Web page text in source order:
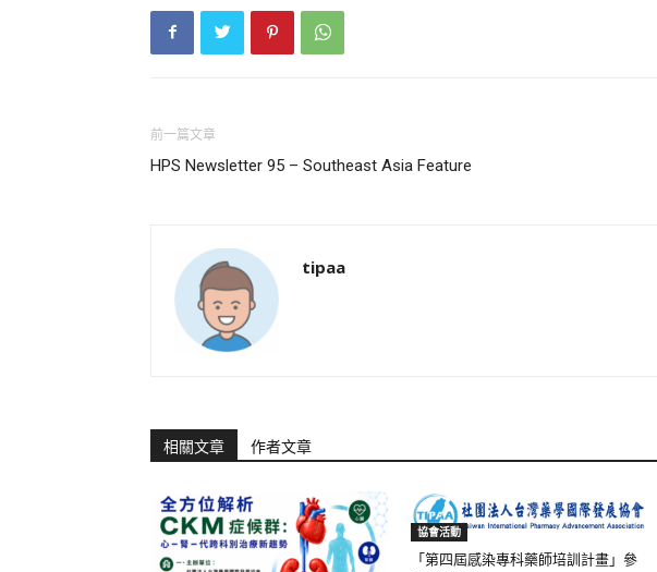
前一篇文章
HPS Newsletter 95 – Southeast Asia Feature
tipaa
相關文章 作者文章
協會活動
「第四屆感染專科藥師培訓計畫」參